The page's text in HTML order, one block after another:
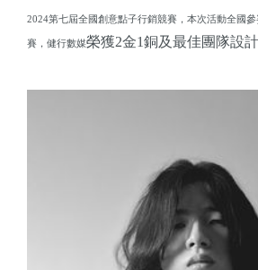
2024第七屆全國創意點子行銷競賽，本次活動全國
賽，健行數媒榮獲2金1銅及最佳團隊設計